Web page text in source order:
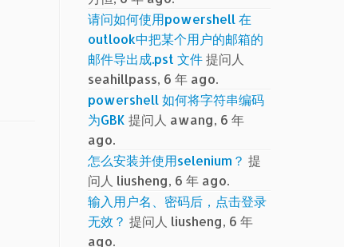
请问如何使用powershell 在
outlook中把某个用户的邮箱的
邮件导出成.pst 文件提问人
seahillpass, 6 年 ago.
powershell 如何将字符串编码
为GBK 提问人 awang, 6 年
ago.
怎么安装并使用selenium？ 提
问人 liusheng, 6 年 ago.
输入用户名、密码后，点击登录
无效？ 提问人 liusheng, 6 年
ago.